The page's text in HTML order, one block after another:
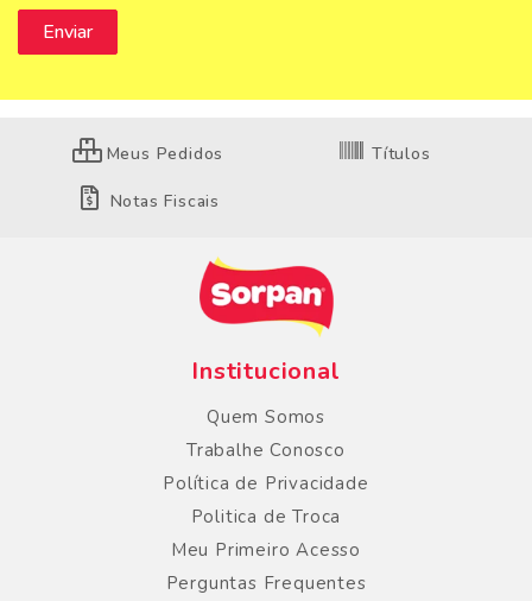
Meus Pedidos Títulos
Notas Fiscais
Institucional
Quem Somos
Trabalhe Conosco
Política de Privacidade
Politica de Troca
Meu Primeiro Acesso
Perguntas Frequentes